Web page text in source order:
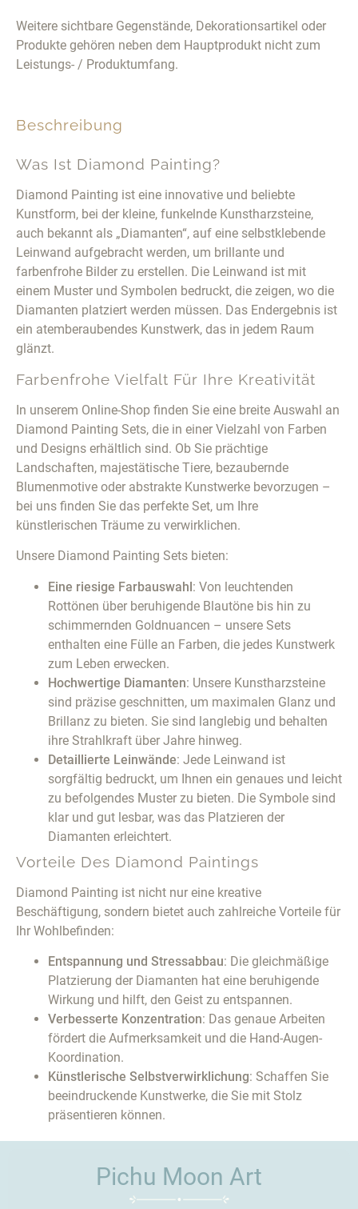
Beschreibung
Was Ist Diamond Painting?
Diamond Painting ist eine innovative und beliebte
Kunstform, bei der kleine, funkelnde Kunstharzsteine,
auch bekannt als „Diamanten“, auf eine selbstklebende
Leinwand aufgebracht werden, um brillante und
farbenfrohe Bilder zu erstellen. Die Leinwand ist mit
einem Muster und Symbolen bedruckt, die zeigen, wo die
Diamanten platziert werden müssen. Das Endergebnis ist
ein atemberaubendes Kunstwerk, das in jedem Raum
glänzt.
Farbenfrohe Vielfalt Für Ihre Kreativität
In unserem Online-Shop finden Sie eine breite Auswahl an
Diamond Painting Sets, die in einer Vielzahl von Farben
und Designs erhältlich sind. Ob Sie prächtige
Landschaften, majestätische Tiere, bezaubernde
Blumenmotive oder abstrakte Kunstwerke bevorzugen –
bei uns finden Sie das perfekte Set, um Ihre
künstlerischen Träume zu verwirklichen.
Unsere Diamond Painting Sets bieten:
Eine riesige Farbauswahl: Von leuchtenden
Rottönen über beruhigende Blautöne bis hin zu
schimmernden Goldnuancen – unsere Sets
enthalten eine Fülle an Farben, die jedes Kunstwerk
zum Leben erwecken.
Hochwertige Diamanten: Unsere Kunstharzsteine
sind präzise geschnitten, um maximalen Glanz und
Brillanz zu bieten. Sie sind langlebig und behalten
ihre Strahlkraft über Jahre hinweg.
Detaillierte Leinwände: Jede Leinwand ist
sorgfältig bedruckt, um Ihnen ein genaues und leicht
zu befolgendes Muster zu bieten. Die Symbole sind
klar und gut lesbar, was das Platzieren der
Diamanten erleichtert.
Vorteile Des Diamond Paintings
Diamond Painting ist nicht nur eine kreative
Beschäftigung, sondern bietet auch zahlreiche Vorteile für
Ihr Wohlbefinden:
Entspannung und Stressabbau: Die gleichmäßige
Platzierung der Diamanten hat eine beruhigende
Wirkung und hilft, den Geist zu entspannen.
Verbesserte Konzentration: Das genaue Arbeiten
fördert die Aufmerksamkeit und die Hand-Augen-
Koordination.
Künstlerische Selbstverwirklichung: Schaffen Sie
beeindruckende Kunstwerke, die Sie mit Stolz
präsentieren können.
Weitere sichtbare Gegenstände, Dekorationsartikel oder
Produkte gehören neben dem Hauptprodukt nicht zum
Leistungs- / Produktumfang.
Pichu Moon Art